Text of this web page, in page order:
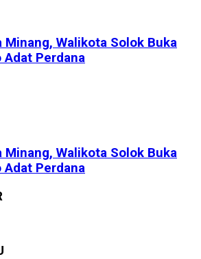
Minang, Walikota Solok Buka
Adat Perdana
Minang, Walikota Solok Buka
Adat Perdana